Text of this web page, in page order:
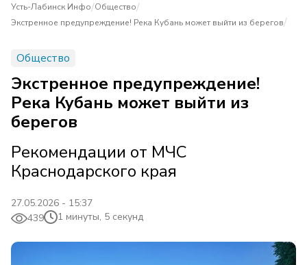
Усть-Лабинск Инфо/Общество/
Экстренное предупреждение! Река Кубань может выйти из берегов/
Общество
Экстренное предупреждение!
Река Кубань может выйти из
берегов
Рекомендации от МЧС
Краснодарского края
27.05.2026 - 15:37
439
1 минуты, 5 секунд